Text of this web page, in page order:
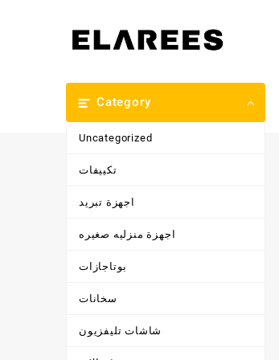
Category
Uncategorized
تكييفات
اجهزة تبريد
اجهزة منزليه صغيره
بوتاجازات
سخانات
شاشات تليفزيون